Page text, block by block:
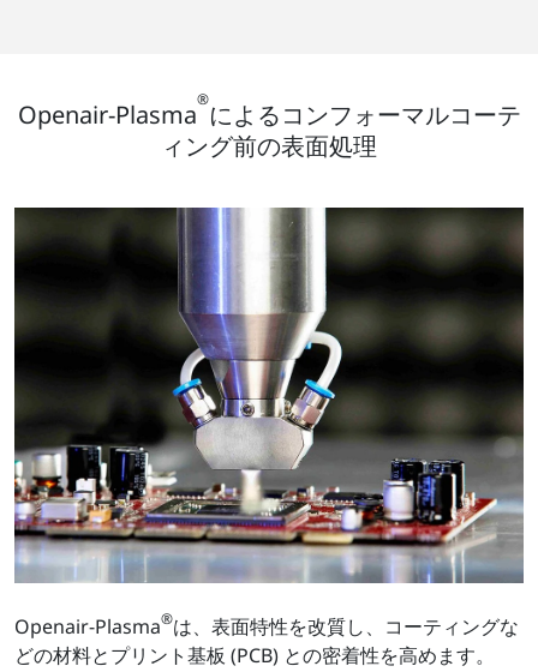
Openair-Plasma®によるコンフォーマルコーテ
ィング前の表面処理
Openair-Plasma®は、表面特性を改質し、コーティングな
どの材料とプリント基板 (PCB) との密着性を高めます。